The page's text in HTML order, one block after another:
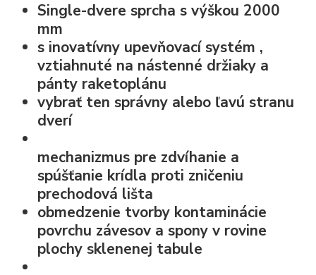
Single-dvere sprcha s výškou 2000
mm
s inovatívny upevňovací systém ,
vztiahnuté na nástenné držiaky a
pánty raketoplánu
vybrať ten správny alebo ľavú stranu
dverí
mechanizmus pre zdvíhanie a
spúšťanie krídla proti zničeniu
prechodová lišta
obmedzenie tvorby kontaminácie
povrchu závesov a spony v rovine
plochy sklenenej tabule